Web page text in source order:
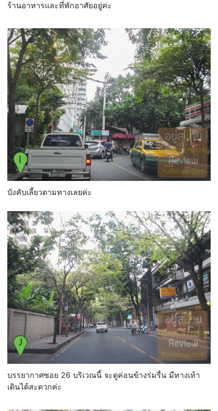
ร้านอาหารและที่พักอาศัยอยู่ค่ะ
บังคับเลี้ยวตามทางเลยค่ะ
บรรยากาศซอย 26 บริเวณนี้ จะดูค่อนข้างร่มรื่น มีทางเท้า
เดินได้สะดวกค่ะ